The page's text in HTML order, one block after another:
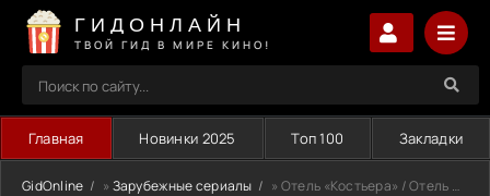
ГИДОНЛАЙН
ТВОЙ ГИД В МИРЕ КИНО!
Главная Новинки 2025 Топ 100 Закладки
GidOnline » Зарубежные сериалы » Отель «Костьера» / Отель на побережье (2025)